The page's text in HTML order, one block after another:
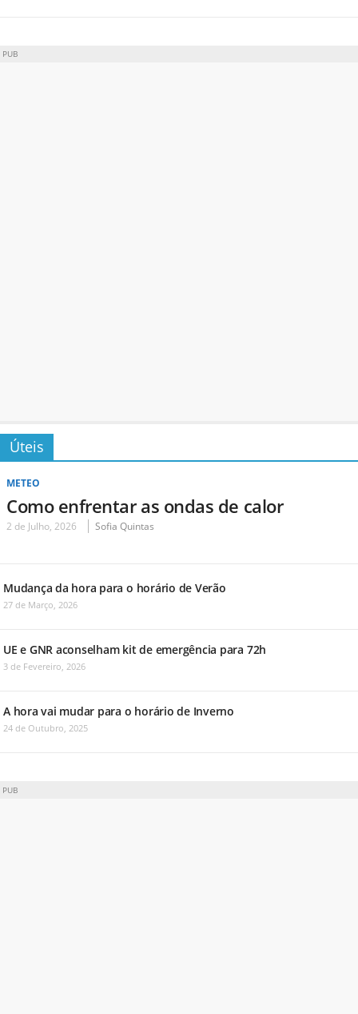
PUB
Úteis
METEO
Como enfrentar as ondas de calor
2 de Julho, 2026 Sofia Quintas
Mudança da hora para o horário de Verão
27 de Março, 2026
UE e GNR aconselham kit de emergência para 72h
3 de Fevereiro, 2026
A hora vai mudar para o horário de Inverno
24 de Outubro, 2025
PUB